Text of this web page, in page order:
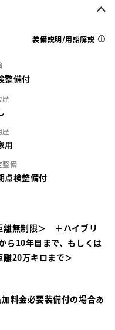
装備説明/用語解説
整備付
歴
歴
用
整備
点検整備付
離無制限＞ ＋ハイブリ
ら10年目まで、もしくは
20万キロまで＞
料金必要装備付の場合あ